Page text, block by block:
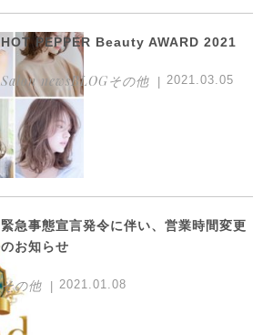
HOT PEPPER Beauty AWARD 2021
Salon newsBLOGその他 2021.03.05
緊急事態宣言発令に伴い、営業時間変更
のお知らせ
その他 2021.01.08